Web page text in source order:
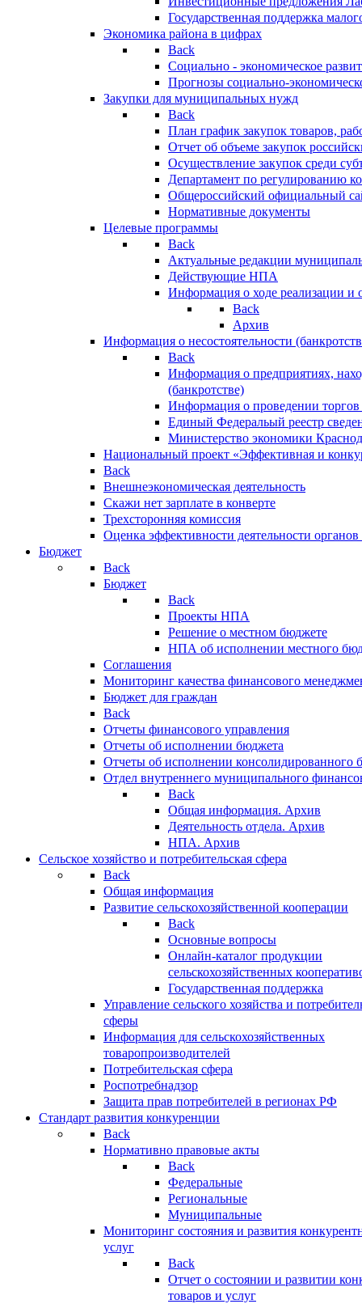
Государственная поддержка
Экономика района в цифрах
Back
Социально - экономическое
Прогнозы социально-
Закупки для муниципальных нужд
Back
План график закупок товаров,
Отчет об объеме закупок
Осуществление закупок среди
Департамент по регулированию
Общероссийский официальный
Нормативные документы
Целевые программы
Back
Актуальные редакции
Действующие НПА
Информация о ходе реализации
Back
Архив
Информация о несостоятельности
Back
Информация о предприятиях,
(банкротстве)
Информация о проведении
Единый Федеральый реестр
Министерство экономики
Национальный проект «Эффективная и
Back
Внешнеэкономическая деятельность
Скажи нет зарплате в конверте
Трехсторонняя комиссия
Оценка эффективности деятельности
Бюджет
Back
Бюджет
Back
Проекты НПА
Решение о местном бюджете
НПА об исполнении местного
Соглашения
Мониторинг качества финансового
Бюджет для граждан
Back
Отчеты финансового управления
Отчеты об исполнении бюджета
Отчеты об исполнении консолидированного
Отдел внутреннего муниципального
Back
Общая информация. Архив
Деятельность отдела. Архив
НПА. Архив
Сельское хозяйство и потребительская сфера
Back
Общая информация
Развитие сельскохозяйственной кооперации
Back
Основные вопросы
Онлайн-каталог продукции
сельскохозяйственных
Государственная поддержка
Управление сельского хозяйства и
сферы
Информация для сельскохозяйственных
товаропроизводителей
Потребительская сфера
Роспотребнадзор
Защита прав потребителей в регионах РФ
Стандарт развития конкуренции
Back
Нормативно правовые акты
Back
Федеральные
Региональные
Муниципальные
Мониторинг состояния и развития
услуг
Back
Отчет о состоянии и развитии
товаров и услуг